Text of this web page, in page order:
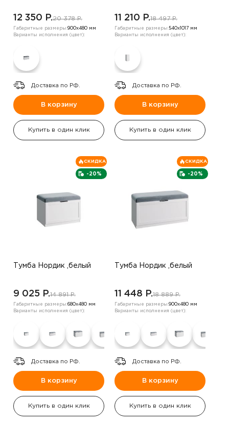
12 350 P.20 378 P.
Габаритные размеры:900х480 мм
Варианты исполнения (цвет):
Доставка по РФ.
В корзину
Купить в один клик
11 210 P.18 497 P.
Габаритные размеры:540х1017 мм
Варианты исполнения (цвет):
Доставка по РФ.
В корзину
Купить в один клик
-20%
СКИДКА
Тумба Нордик ,белый
9 025 P.14 891 P.
Габаритные размеры:680х480 мм
Варианты исполнения (цвет):
Доставка по РФ.
В корзину
Купить в один клик
-20%
СКИДКА
Тумба Нордик ,белый
11 448 P.18 889 P.
Габаритные размеры:900х480 мм
Варианты исполнения (цвет):
Доставка по РФ.
В корзину
Купить в один клик